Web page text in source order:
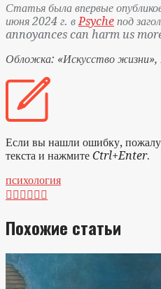
Статья была впервые
июня 2024 г. в Psyche под
annoyances can harm us
Обложка: «Искусство
Если вы нашли ошибку,
текста и нажмите Ctrl+Enter.
психология

Похожие статьи